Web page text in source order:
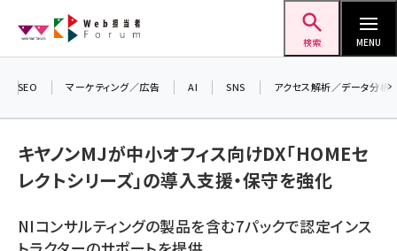
ン
検索 MENU
ai (2804)
SEO マーケティング／広告 AI SNS アクセス解析／データ分析
キヤノンMJが中小オフィス向けDX「HOMEセ
レクトシリーズ」の導入支援・保守を強化
NIコンサルティングの製品を含む7パックで認定インス